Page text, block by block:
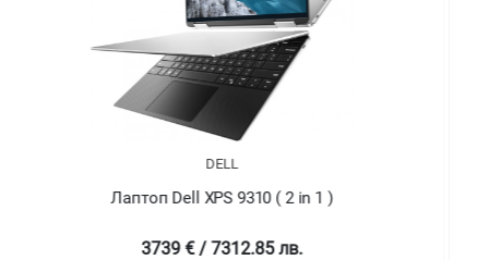
DELL
Лаптоп Dell XPS 9310 ( 2 in 1 )
4758.99 € / 9307.78 лв.